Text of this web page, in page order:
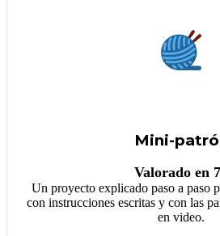
Mini-
Valorado en
Un proyecto explicado paso a paso
con instrucciones escritas y con las
en video.